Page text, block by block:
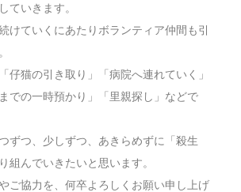
ていきます。
けていくにあたりボランティア仲間も引
仔猫の引き取り」「病院へ連れていく」
での一時預かり」「里親探し」などで
ずつ、少しずつ、あきらめずに「殺生
組んでいきたいと思います。
ご協力を、何卒よろしくお願い申し上げ